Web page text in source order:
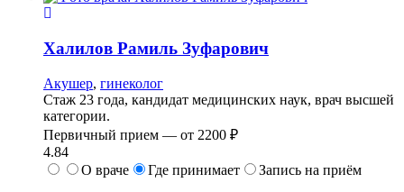
Халилов Рамиль Зуфарович
Акушер, гинеколог
Стаж 23 года, кандидат медицинских наук, врач высшей
категории.
Первичный прием — от 2200 ₽
4.84
О враче
Где принимает Запись на приём